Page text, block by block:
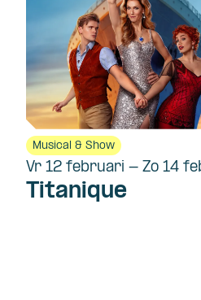
Musical & Show
Vr 12 februari - Zo 14
Titanique